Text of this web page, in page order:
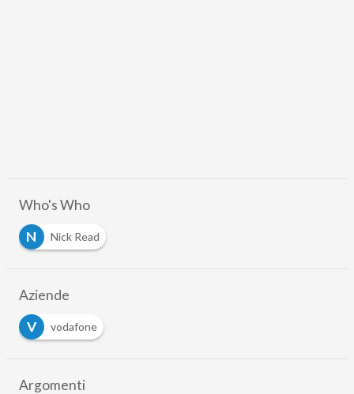
Who's Who
N
Nick Read
Aziende
V
vodafone
Argomenti